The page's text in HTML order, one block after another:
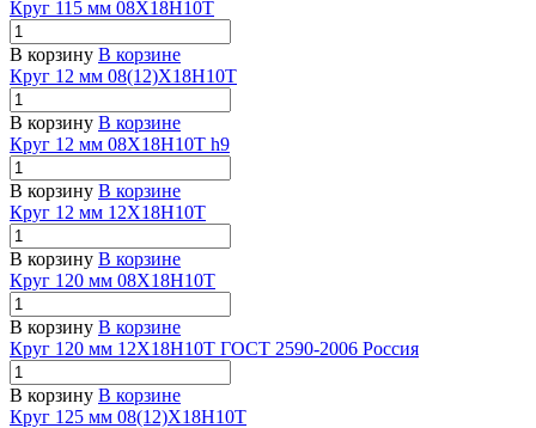
Круг 115 мм 08Х18Н10Т
В корзину В корзине
Круг 12 мм 08(12)Х18Н10Т
В корзину В корзине
Круг 12 мм 08Х18Н10Т h9
В корзину В корзине
Круг 12 мм 12Х18Н10Т
В корзину В корзине
Круг 120 мм 08Х18Н10Т
В корзину В корзине
Круг 120 мм 12Х18Н10Т ГОСТ 2590-2006 Россия
В корзину В корзине
Круг 125 мм 08(12)Х18Н10Т